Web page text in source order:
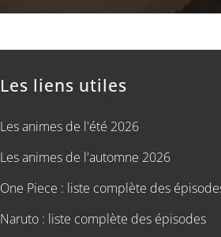
Les liens utiles
Les animes de l'été 2026
Les animes de l'automne 2026
One Piece : liste complète des
Naruto : liste complète des épisodes